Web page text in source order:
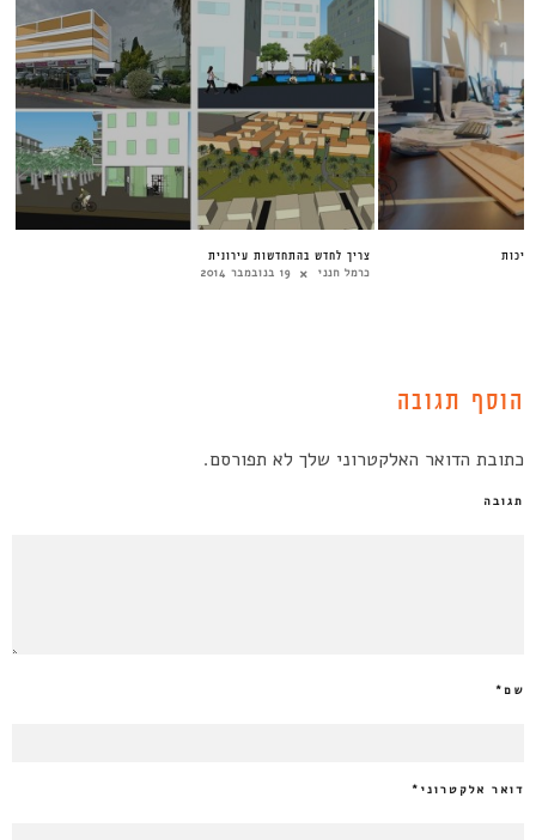
צריך לחדש בהתחדשות עירונית
כרמל חנני 19 בנובמבר 2014
האיכות
הוסף תגובה
כתובת הדואר האלקטרוני שלך לא תפורסם.
תגובה
שם*
דואר אלקטרוני *